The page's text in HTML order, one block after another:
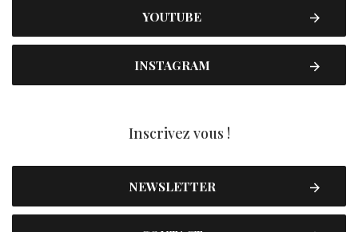
YOUTUBE
INSTAGRAM
Inscrivez vous !
NEWSLETTER